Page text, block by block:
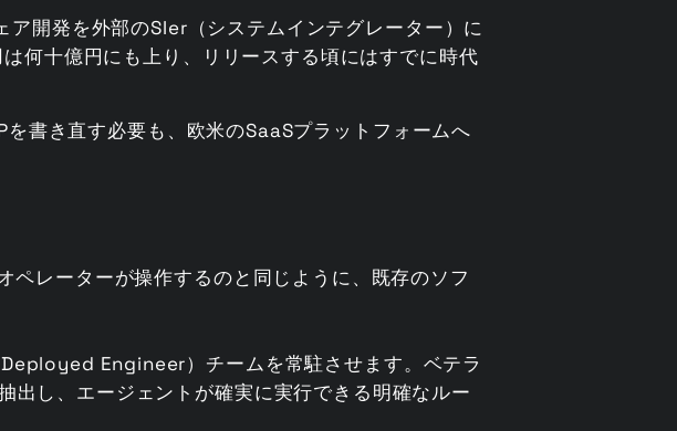
開発を外部のSIer（システムインテグレーター）に
何十億円にも上り、リリースする頃にはすでに時代
書き直す必要も、欧米のSaaSプラットフォームへ
レーターが操作するのと同じように、既存のソフ
Engineer）チームを常駐させます。ベテラ
出し、エージェントが確実に実行できる明確なルー